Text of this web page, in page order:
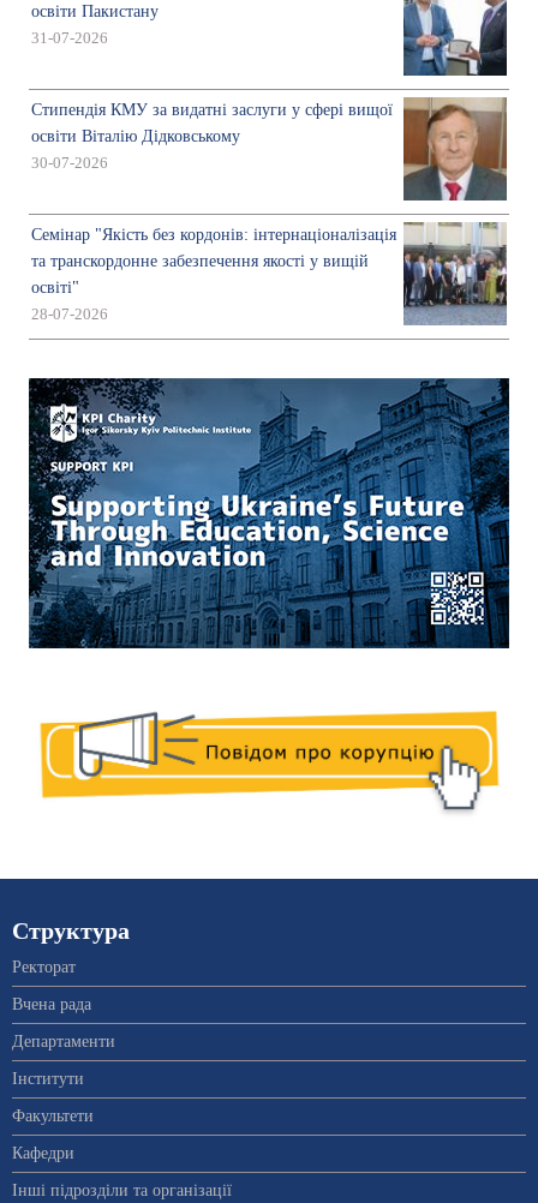
освіти Пакистану
31-07-2026
Стипендія КМУ за видатні заслуги у сфері вищої
освіти Віталію Дідковському
30-07-2026
Семінар "Якість без кордонів: інтернаціоналізація
та транскордонне забезпечення якості у вищій
освіті"
28-07-2026
Структура
Ректорат
Вчена рада
Департаменти
Інститути
Факультети
Кафедри
Інші підрозділи та організації